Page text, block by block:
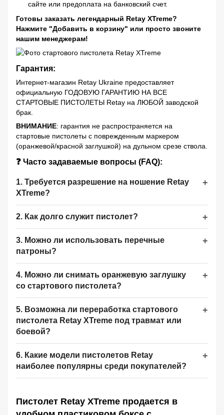
сайте или предоплата на банковский счет.
Готовы заказать легендарный Retay XTreme?
Нажмите "Добавить в корзину" или просто звоните
нашим менеджерам!
Гарантия:
Интернет-магазин Retay Ukraine предоставляет
официальную ГОДОВУЮ ГАРАНТИЮ НА ВСЕ
СТАРТОВЫЕ ПИСТОЛЕТЫ Retay на ЛЮБОЙ заводской
брак.
ВНИМАНИЕ: гарантия не распространяется на
стартовые пистолеты с поврежденным маркером
(оранжевой/красной заглушкой) на дульном срезе ствола.
❓ Часто задаваемые вопросы (FAQ):
1. Требуется разрешение на ношение Retay
XTreme?
2. Как долго служит пистолет?
3. Можно ли использовать перечные
патроны?
4. Можно ли снимать оранжевую заглушку
со стартового пистолета?
5. Возможна ли переработка стартового
пистолета Retay XTreme под травмат или
боевой?
6. Какие модели пистолетов Retay
наиболее популярны среди покупателей?
Пистолет Retay XTreme продается в